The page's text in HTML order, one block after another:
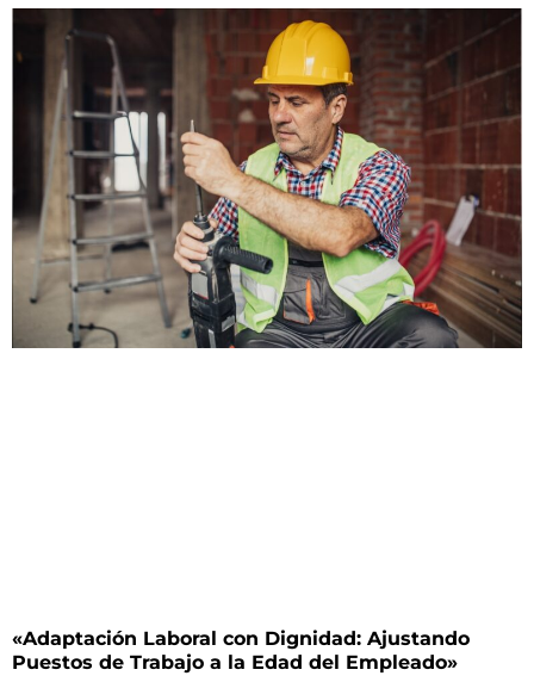
«Adaptación Laboral con Dignidad: Ajustando
Puestos de Trabajo a la Edad del Empleado»